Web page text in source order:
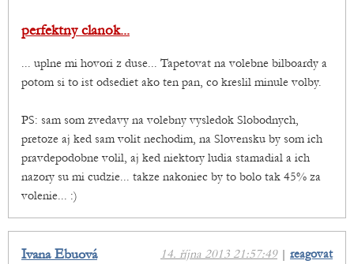
perfektny clanok...
... uplne mi hovori z duse... Tapetovat na volebne bilboardy a
potom si to ist odsediet ako ten pan, co kreslil minule volby.
PS: sam som zvedavy na volebny vysledok Slobodnych,
pretoze aj ked sam volit nechodim, na Slovensku by som ich
pravdepodobne volil, aj ked niektory ludia stamadial a ich
nazory su mi cudzie... takze nakoniec by to bolo tak 45% za
volenie... :)
14. října 2013 21:57:49| reagovat
Ivana Ebuová